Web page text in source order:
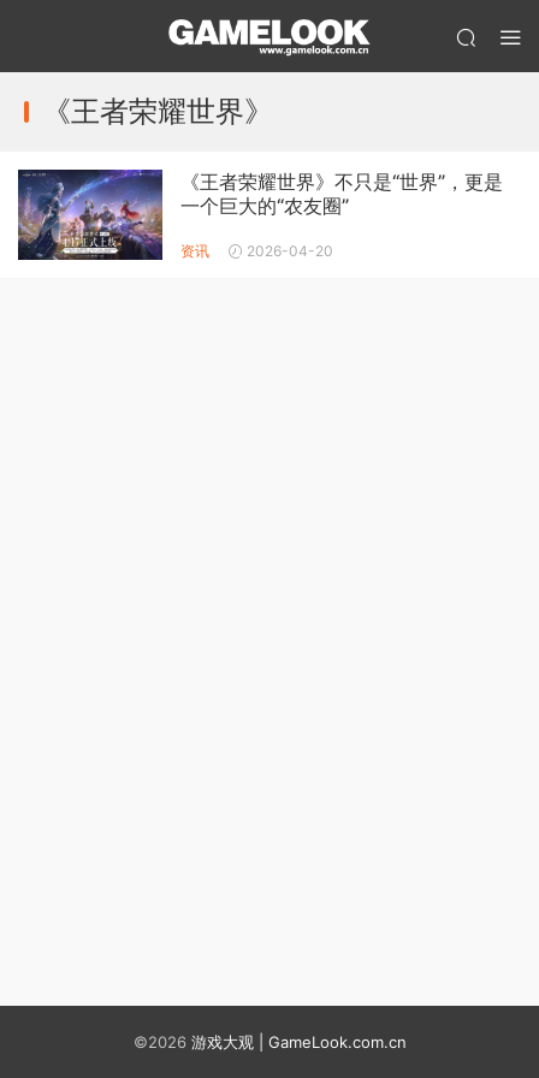
《王者荣耀世界》
《王者荣耀世界》不只是“世界”，更是
一个巨大的“农友圈”
资讯 2026-04-20
©2026 游戏大观 | GameLook.com.cn